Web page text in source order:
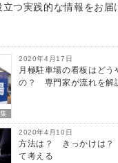
立つ実践的な情報をお届
2020年4月17日
月極駐車場の看板はどう
の？ 専門家が流れを解
2020年4月10日
方法は？ きっかけは？
て考える